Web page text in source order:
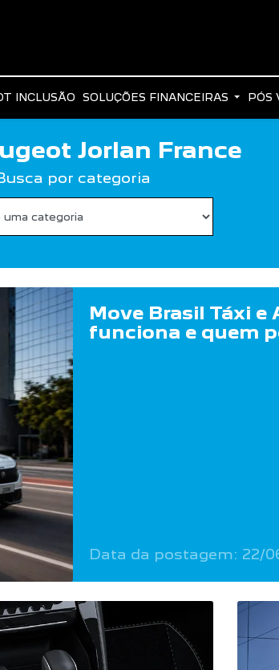
INCLUSÃO SOLUÇÕES FINANCEIRAS PÓS
Jorlan France
por categoria
Move Brasil Táxi
funciona e quem
Data da postagem: 22/